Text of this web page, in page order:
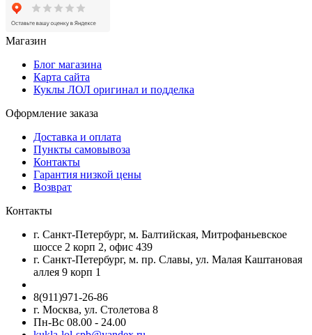
Магазин
Блог магазина
Карта сайта
Куклы ЛОЛ оригинал и подделка
Оформление заказа
Доставка и оплата
Пункты самовывоза
Контакты
Гарантия низкой цены
Возврат
Контакты
г. Санкт-Петербург, м. Балтийская, Митрофаньевское
шоссе 2 корп 2, офис 439
г. Санкт-Петербург, м. пр. Славы, ул. Малая Каштановая
аллея 9 корп 1
8(911)971-26-86
г. Москва, ул. Столетова 8
Пн-Вс 08.00 - 24.00